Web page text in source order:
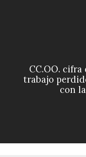
CC.OO. cifra
trabajo
con